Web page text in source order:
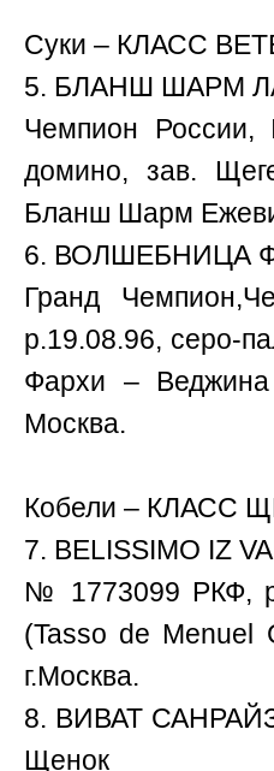
Суки – КЛАСС
5. БЛАНШ ШАРМ
Чемпион России,
домино, зав.
Бланш Шарм
6. ВОЛШЕБНИЦА
Гранд
р.19.08.96, серо-
Фархи –
Москва.
Кобели – КЛАСС
7. BELISSIMO IZ
№ 1773099 РКФ,
(Tasso de Menuel
г.Москва.
8. ВИВАТ
Щенок